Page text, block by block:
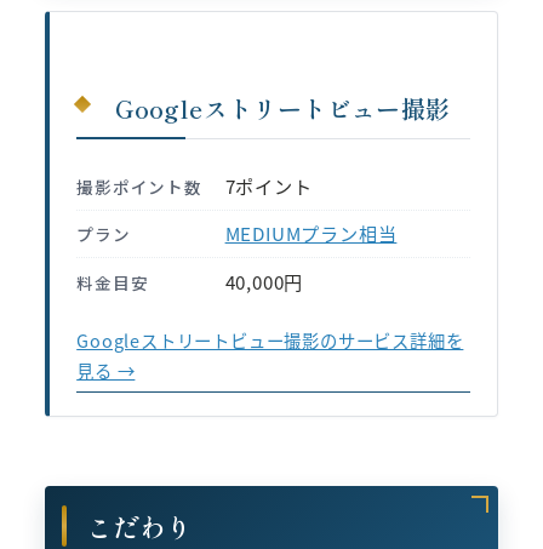
Googleストリートビュー撮影
撮影ポイント数 7ポイント
プラン MEDIUMプラン相当
料金目安 40,000円
Googleストリートビュー撮影のサービス詳細を
見る →
こだわり